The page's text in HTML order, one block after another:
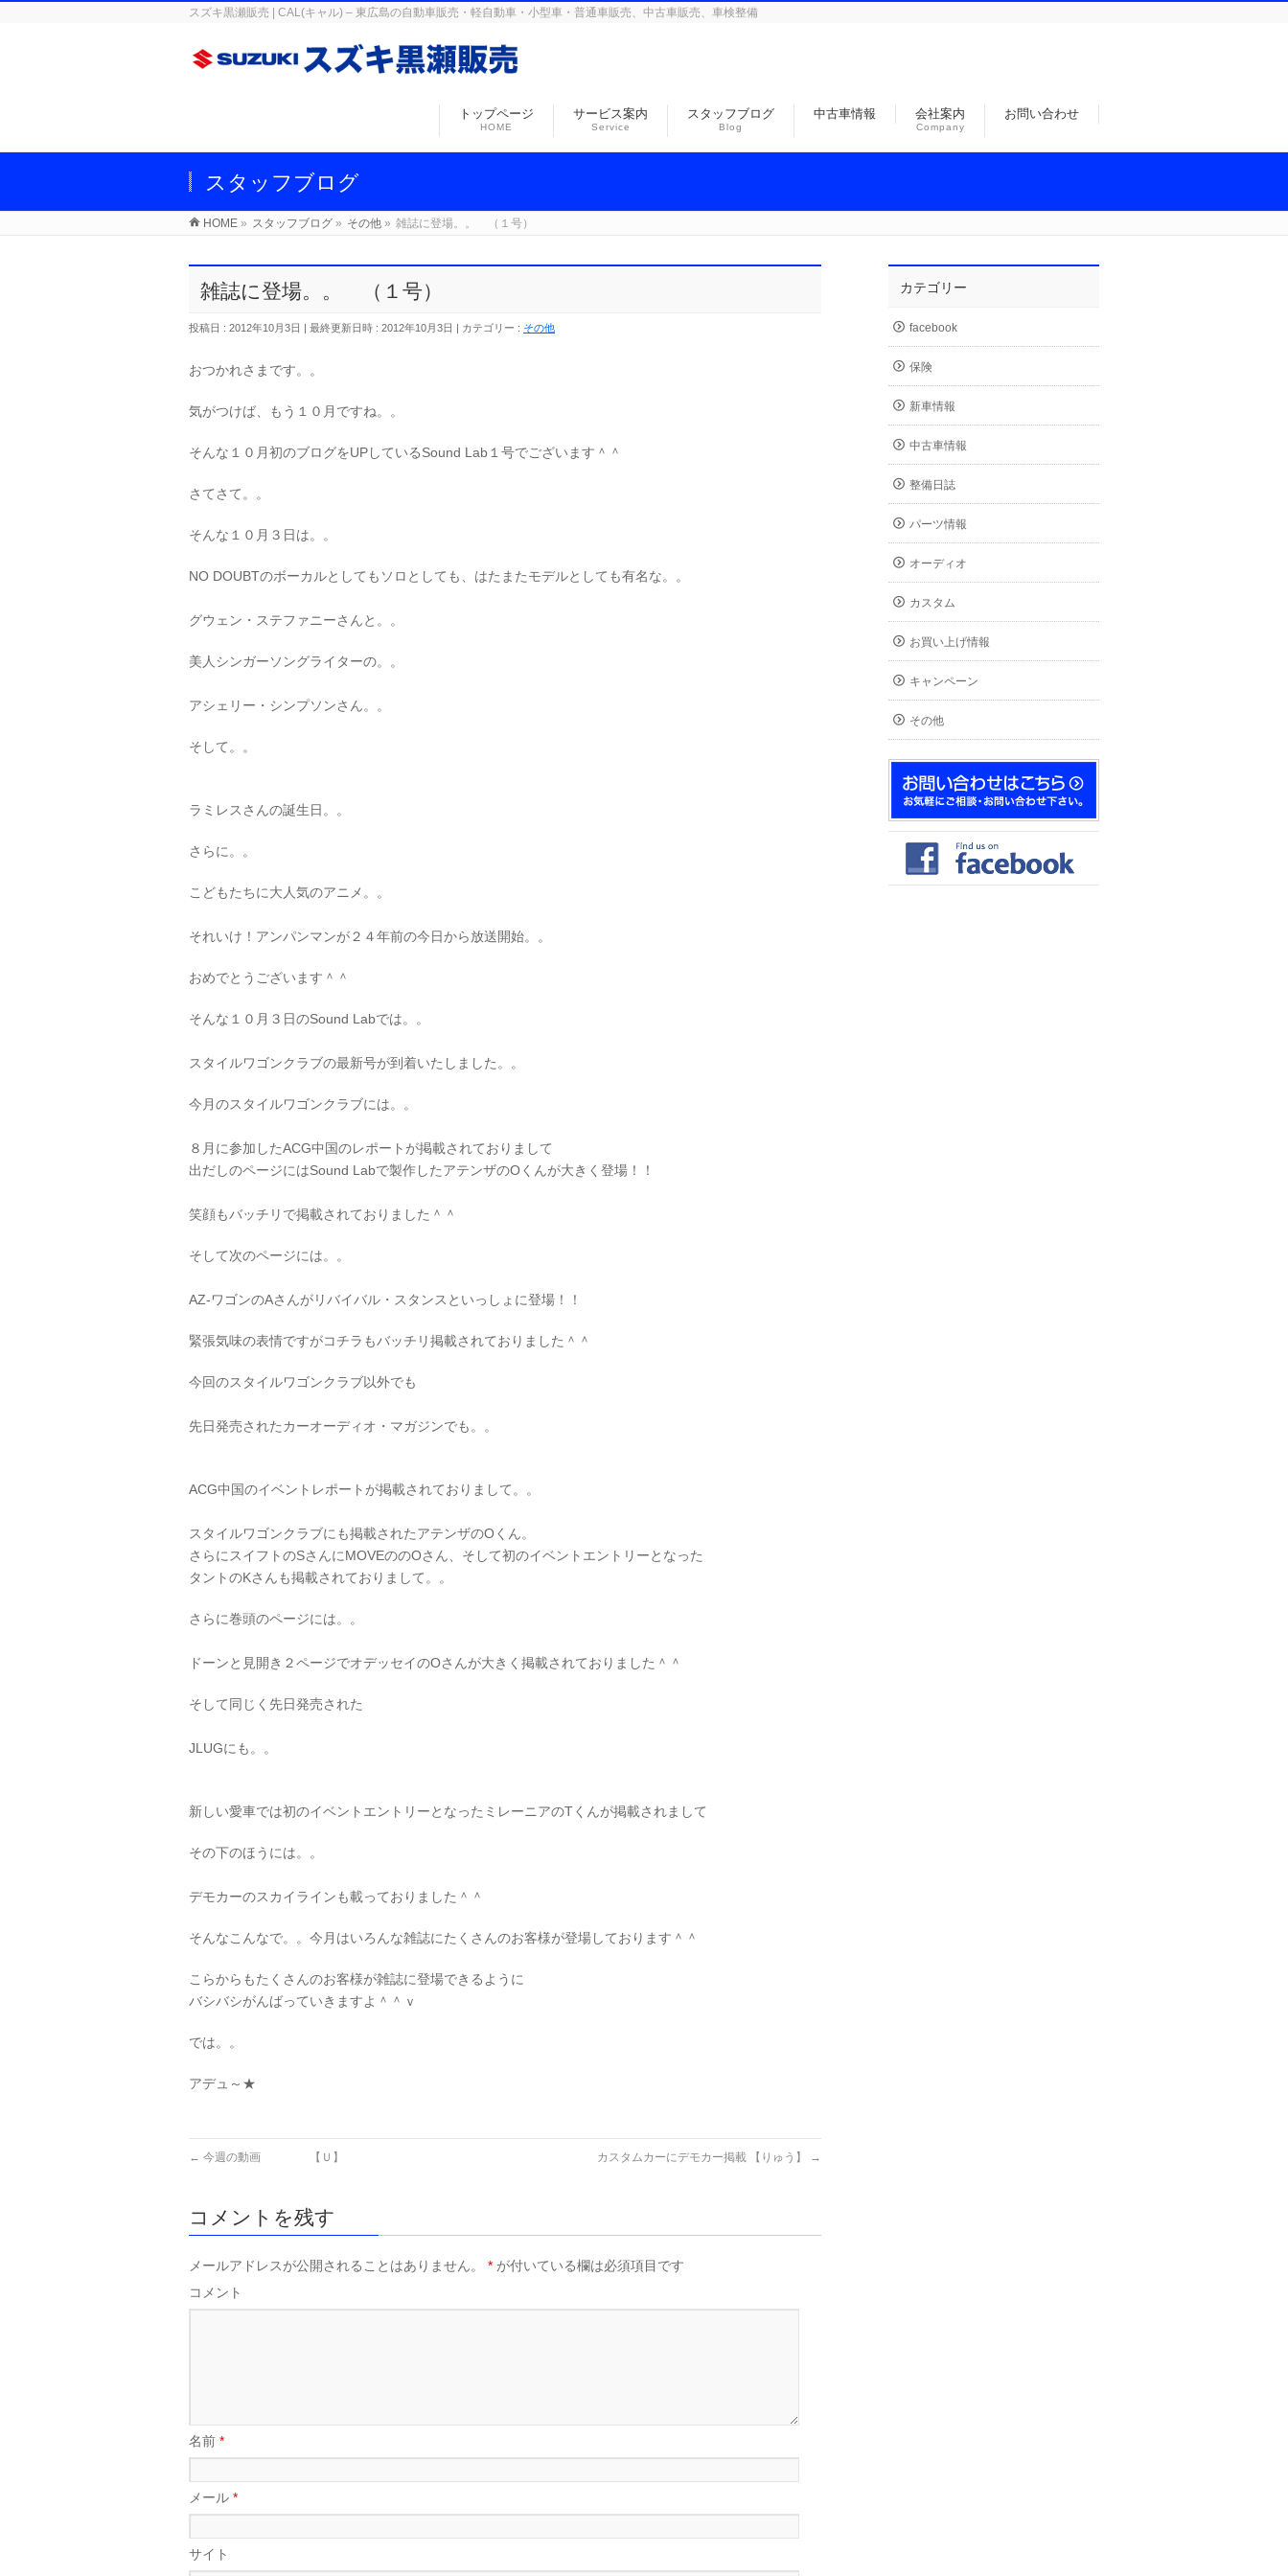
スズキ黒瀬販売 | CAL(キャル) – 東広島の自動車販売・軽自動車・小型車・普通車販売、中古車販売、車検整備
トップページ
HOME
サービス案内
Service
スタッフブログ
Blog
中古車情報 会社案内
Company
お問い合わせ
スタッフブログ
HOME » スタッフブログ » その他 » 雑誌に登場。。 （１号）
雑誌に登場。。 （１号）
投稿日 : 2012年10月3日 最終更新日時 : 2012年10月3日 カテゴリー : その他
おつかれさまです。。
気がつけば、もう１０月ですね。。
そんな１０月初のブログをUPしているSound Lab１号でございます＾＾
さてさて。。
そんな１０月３日は。。
NO DOUBTのボーカルとしてもソロとしても、はたまたモデルとしても有名な。。
グウェン・ステファニーさんと。。
美人シンガーソングライターの。。
アシェリー・シンプソンさん。。
そして。。
ラミレスさんの誕生日。。
さらに。。
こどもたちに大人気のアニメ。。
それいけ！アンパンマンが２４年前の今日から放送開始。。
おめでとうございます＾＾
そんな１０月３日のSound Labでは。。
スタイルワゴンクラブの最新号が到着いたしました。。
今月のスタイルワゴンクラブには。。
８月に参加したACG中国のレポートが掲載されておりまして
出だしのページにはSound Labで製作したアテンザのOくんが大きく登場！！
笑顔もバッチリで掲載されておりました＾＾
そして次のページには。。
AZ-ワゴンのAさんがリバイバル・スタンスといっしょに登場！！
緊張気味の表情ですがコチラもバッチリ掲載されておりました＾＾
今回のスタイルワゴンクラブ以外でも
先日発売されたカーオーディオ・マガジンでも。。
ACG中国のイベントレポートが掲載されておりまして。。
スタイルワゴンクラブにも掲載されたアテンザのOくん。
さらにスイフトのSさんにMOVEののOさん、そして初のイベントエントリーとなった
タントのKさんも掲載されておりまして。。
さらに巻頭のページには。。
ドーンと見開き２ページでオデッセイのOさんが大きく掲載されておりました＾＾
そして同じく先日発売された
JLUGにも。。
新しい愛車では初のイベントエントリーとなったミレーニアのTくんが掲載されまして
その下のほうには。。
デモカーのスカイラインも載っておりました＾＾
そんなこんなで。。今月はいろんな雑誌にたくさんのお客様が登場しております＾＾
こらからもたくさんのお客様が雑誌に登場できるように
バシバシがんばっていきますよ＾＾ｖ
では。。
アデュ～★
← 今週の動画 【Ｕ】 カスタムカーにデモカー掲載 【りゅう】 →
コメントを残す
メールアドレスが公開されることはありません。 * が付いている欄は必須項目です
コメント
名前 *
メール *
サイト
カテゴリー
facebook
保険
新車情報
中古車情報
整備日誌
パーツ情報
オーディオ
カスタム
お買い上げ情報
キャンペーン
その他